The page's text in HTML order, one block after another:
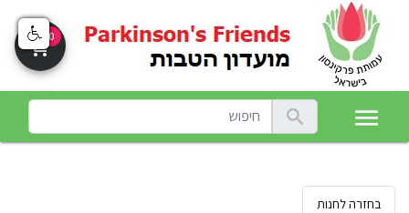
shopping_cart
0
menu
search
בחזרה לחנות